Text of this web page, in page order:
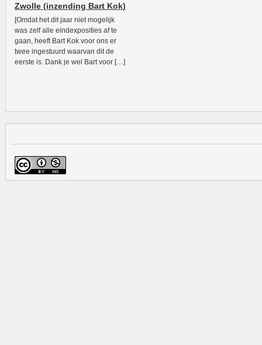
Zwolle (inzending Bart Kok)
[Omdat het dit jaar niet mogelijk
was zelf alle eindexposities af te
gaan, heeft Bart Kok voor ons er
twee ingestuurd waarvan dit de
eerste is. Dank je wel Bart voor […]